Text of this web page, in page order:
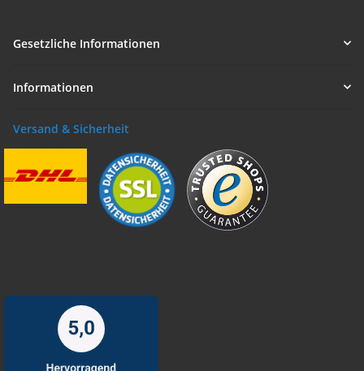
Gesetzliche Informationen
Informationen
Versand & Sicherheit